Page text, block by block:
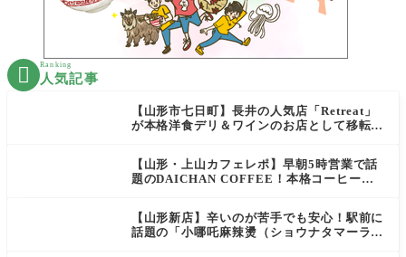
 Ranking
人気記事
【山形市七日町】長井の人気店「Retreat」
が本格洋食デリ＆ワインのお店として移転オ
【山形・上山カフェレポ】早朝5時営業で話
題のDAICHAN COFFEE！本格コーヒーを
【山形新店】辛いのが苦手でも安心！駅前に
話題の「小哪吒麻辣燙（ショウナタマーラー